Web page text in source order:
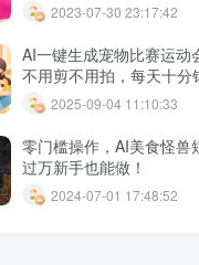
2023-07-30 23:17:42
AI一键生成宠物比赛运动
不用剪不用拍，每天十分
1W+2025-09-04 11:10:33
零门槛操作，AI美食怪兽
过万新手也能做！
2024-07-01 17:48:52